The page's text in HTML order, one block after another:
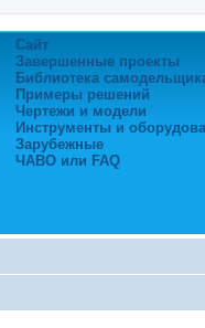
Сайт
Завершенные проекты
Библиотека
Примеры решений
Чертежи и модели
Инструменты и
Зарубежные
ЧАВО или FAQ